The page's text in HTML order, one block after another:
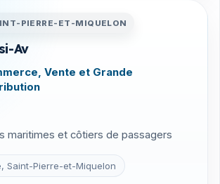
PIERRE-ET-MIQUELON
Av
Vente et Grande
maritimes et côtiers de passagers
Saint-Pierre-et-Miquelon